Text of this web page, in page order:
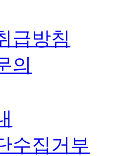
급방침
의
수집거부